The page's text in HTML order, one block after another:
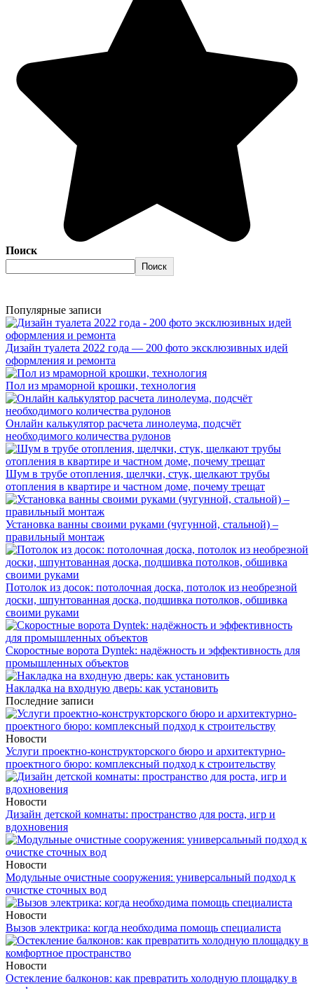
Поиск
Поиск
Популярные записи
Дизайн туалета 2022 года — 200 фото эксклюзивных идей
оформления и ремонта
Пол из мраморной крошки, технология
Онлайн калькулятор расчета линолеума, подсчёт
необходимого количества рулонов
Шум в трубе отопления, щелчки, стук, щелкают трубы
отопления в квартире и частном доме, почему трещат
Установка ванны своими руками (чугунной, стальной) –
правильный монтаж
Потолок из досок: потолочная доска, потолок из необрезной
доски, шпунтованная доска, подшивка потолков, обшивка
своими руками
Скоростные ворота Dyntek: надёжность и эффективность для
промышленных объектов
Накладка на входную дверь: как установить
Последние записи
Новости
Услуги проектно-конструкторского бюро и архитектурно-
проектного бюро: комплексный подход к строительству
Новости
Дизайн детской комнаты: пространство для роста, игр и
вдохновения
Новости
Модульные очистные сооружения: универсальный подход к
очистке сточных вод
Новости
Вызов электрика: когда необходима помощь специалиста
Новости
Остекление балконов: как превратить холодную площадку в